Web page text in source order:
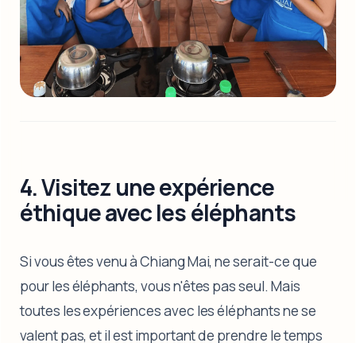
4. Visitez une expérience
éthique avec les éléphants
Si vous êtes venu à Chiang Mai, ne serait-ce que
pour les éléphants, vous n'êtes pas seul. Mais
toutes les expériences avec les éléphants ne se
valent pas, et il est important de prendre le temps